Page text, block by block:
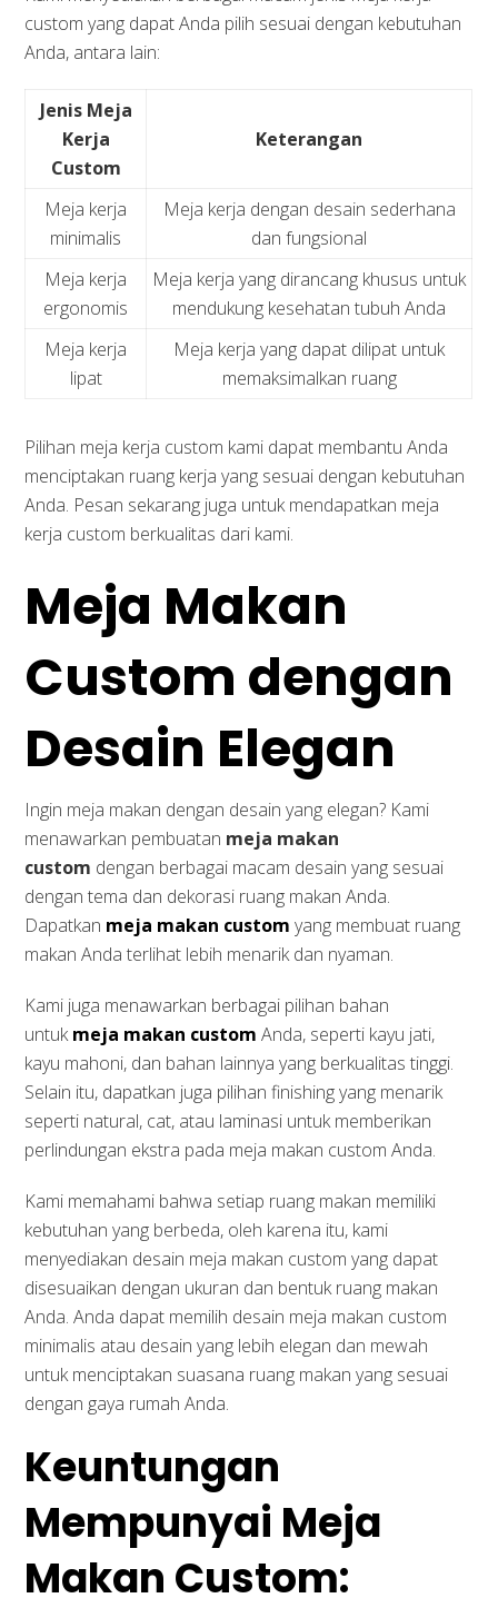
custom yang dapat Anda pilih sesuai dengan kebutuhan
Anda, antara lain:
Jenis Meja
Kerja
Custom
Keterangan
Meja kerja
minimalis
Meja kerja dengan desain sederhana
dan fungsional
Meja kerja
ergonomis
Meja kerja yang dirancang khusus untuk
mendukung kesehatan tubuh Anda
Meja kerja
lipat
Meja kerja yang dapat dilipat untuk
memaksimalkan ruang
Pilihan meja kerja custom kami dapat membantu Anda
menciptakan ruang kerja yang sesuai dengan kebutuhan
Anda. Pesan sekarang juga untuk mendapatkan meja
kerja custom berkualitas dari kami.
Meja Makan
Custom dengan
Desain Elegan
Ingin meja makan dengan desain yang elegan? Kami
menawarkan pembuatan meja makan
custom dengan berbagai macam desain yang sesuai
dengan tema dan dekorasi ruang makan Anda.
Dapatkan meja makan custom yang membuat ruang
makan Anda terlihat lebih menarik dan nyaman.
Kami juga menawarkan berbagai pilihan bahan
untukmeja makan custom Anda, seperti kayu jati,
kayu mahoni, dan bahan lainnya yang berkualitas tinggi.
Selain itu, dapatkan juga pilihan finishing yang menarik
seperti natural, cat, atau laminasi untuk memberikan
perlindungan ekstra pada meja makan custom Anda.
Kami memahami bahwa setiap ruang makan memiliki
kebutuhan yang berbeda, oleh karena itu, kami
menyediakan desain meja makan custom yang dapat
disesuaikan dengan ukuran dan bentuk ruang makan
Anda. Anda dapat memilih desain meja makan custom
minimalis atau desain yang lebih elegan dan mewah
untuk menciptakan suasana ruang makan yang sesuai
dengan gaya rumah Anda.
Keuntungan
Mempunyai Meja
Makan Custom: